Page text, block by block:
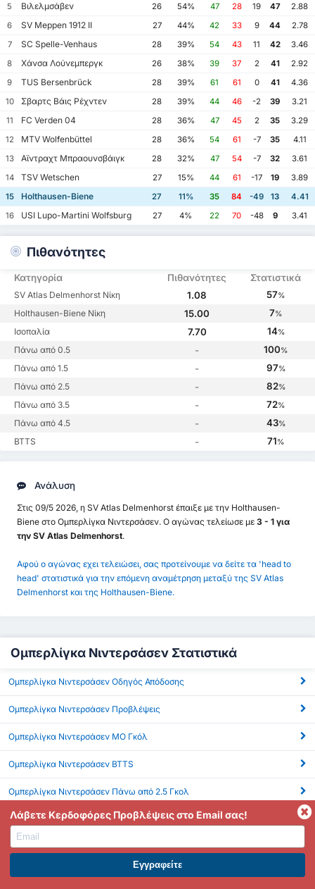
5
Βιλελμσάβεν 26 54% 47 28 19 47
2.88
6
SV Meppen 1912 II 27 44% 42 33 9 44
2.78
7
SC Spelle-Venhaus 28 39% 54 43 11 42
3.46
8
Χάνσα Λούνεμπεργκ 26 38% 39 37 2 41
2.92
9
TUS Bersenbrück 28 39% 61 61 0 41
4.36
10
Σβαρτς Βάις Ρέχντεν 28 39% 44 46 -2 39
3.21
11
FC Verden 04 28 36% 47 45 2 35
3.29
12
MTV Wolfenbüttel 28 36% 54 61 -7 35
4.11
13
Αϊντραχτ Μπραουνσβάιγκ 28 32% 47 54 -7 32
3.61
14
TSV Wetschen 27 15% 44 61 -17 19
3.89
15
Holthausen-Biene 27 11% 35 84 -49 13
4.41
16
USI Lupo-Martini Wolfsburg 27 4% 22 70 -48 9 3.41
Πιθανότητες
Κατηγορία Πιθανότητες Στατιστικά
SV Atlas Delmenhorst Νίκη 1.08 57%
Holthausen-Biene Νίκη 15.00 7%
Ισοπαλία 7.70 14%
Πάνω από 0.5 - 100%
Πάνω από 1.5 - 97%
Πάνω από 2.5 - 82%
Πάνω από 3.5 - 72%
Πάνω από 4.5 - 43%
BTTS - 71%
Ανάλυση
Στις 09/5 2026, η SV Atlas Delmenhorst έπαιξε με την Holthausen-
Biene στο Ομπερλίγκα Νιντερσάσεν. Ο αγώνας τελείωσε με 3 - 1 για
την SV Atlas Delmenhorst.
Αφού ο αγώνας εχει τελειώσει, σας προτείνουμε να δείτε τα 'head to
head' στατιστικά για την επόμενη αναμέτρηση μεταξύ της SV Atlas
Delmenhorst και της Holthausen-Biene.
Ομπερλίγκα Νιντερσάσεν Στατιστικά
Ομπερλίγκα Νιντερσάσεν Οδηγός Απόδοσης
Ομπερλίγκα Νιντερσάσεν Προβλέψεις
Ομπερλίγκα Νιντερσάσεν ΜΟ Γκόλ
Ομπερλίγκα Νιντερσάσεν BTTS
Ομπερλίγκα Νιντερσάσεν Πάνω από 2.5 Γκολ
Ομπερλίγκα Νιντερσάσεν Κόρνερ
Ομπερλίγκα Νιντερσάσεν xG (Αναμενόμενα Γκολ)
ΕΓΓΡΑΦΕΙΤΕ ΣΤΟ PREMIUM. ΕΠΩΦΕΛΗΘΕΙΤΕ ΤΩΡΑ.
Λάβετε Κερδοφόρες Προβλέψεις στο Email σας!